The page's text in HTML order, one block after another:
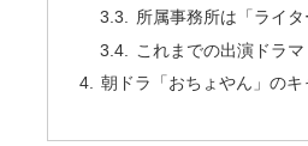
所属事務所は「ライタ
これまでの出演ドラ
朝ドラ「おちょやん」のキ